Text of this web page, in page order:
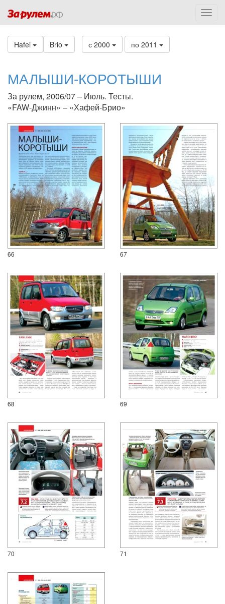
Hafei Brio с 2000 по 2011
МАЛЫШИ-КОРОТЫШИ
За рулем, 2006/07 – Июль. Тесты.
«FAW-Джинн» – «Хафей-Брио»
66 67
68 69
70 71